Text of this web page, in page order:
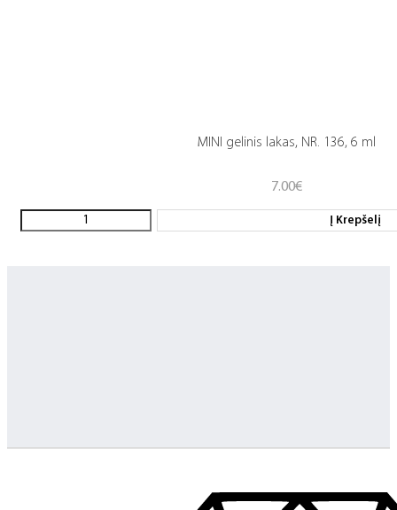
MINI gelinis lakas, NR. 136, 6 ml
7.00€
Į Krepšelį
Jeigu turite klausimų ar iškilo problemų su užsakymu, mus